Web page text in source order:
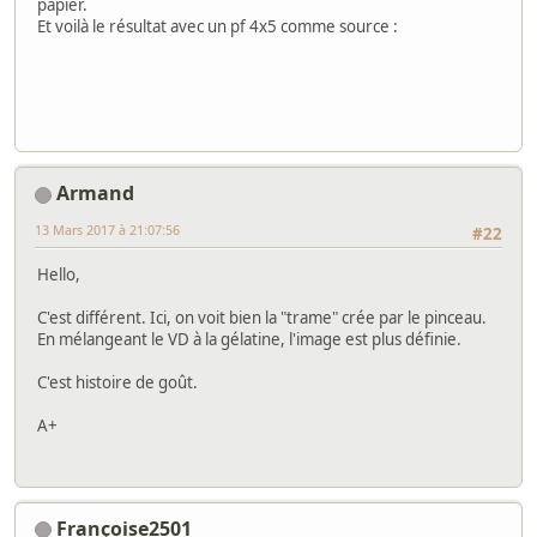
papier.
Et voilà le résultat avec un pf 4x5 comme source :
Armand
#22
13 Mars 2017 à 21:07:56
Hello,
C'est différent. Ici, on voit bien la "trame" crée par le pinceau.
En mélangeant le VD à la gélatine, l'image est plus définie.
C'est histoire de goût.
A+
Françoise2501